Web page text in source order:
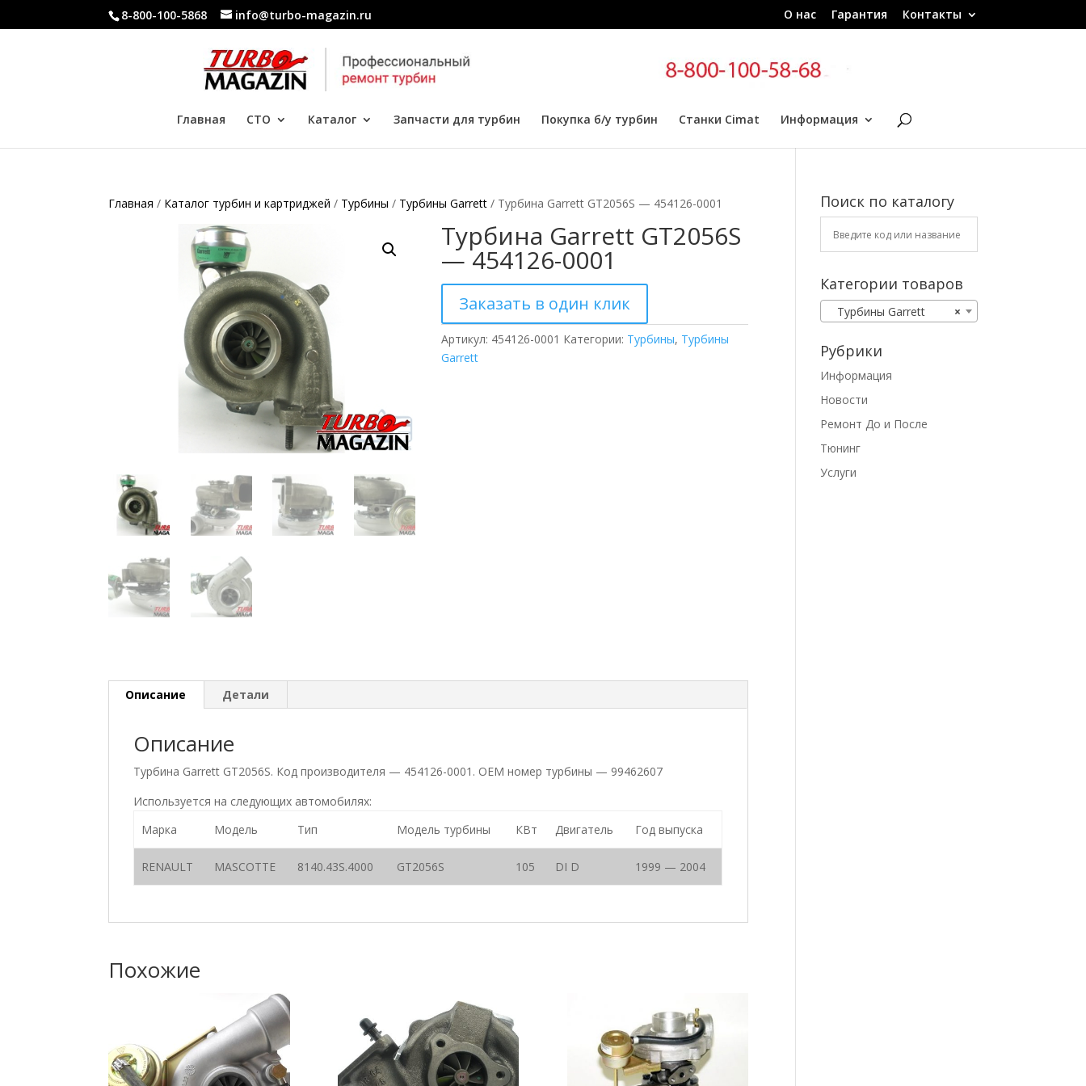
8-800-100-5868 info@turbo-magazin.ru О нас Гарантия Контакты
Главная СТО Каталог Запчасти для турбин Покупка б/у турбин Станки Cimat Информация
Главная / Каталог турбин и картриджей / Турбины / Турбины Garrett / Турбина Garrett GT2056S — 454126-0001
Турбина Garrett GT2056S
— 454126-0001
Заказать в один клик
Артикул: 454126-0001 Категории: Турбины, Турбины
Garrett
Описание Детали
Описание
Турбина Garrett GT2056S. Код производителя — 454126-0001. ОЕМ номер турбины — 99462607
Используется на следующих автомобилях:
Марка
Модель Тип Модель турбины КВт Двигатель Год выпуска
RENAULT MASCOTTE 8140.43S.4000 GT2056S 105 DI D 1999 — 2004
Похожие
Поиск по каталогу
Категории товаров
×
Турбины Garrett
Рубрики
Информация
Новости
Ремонт До и После
Тюнинг
Услуги